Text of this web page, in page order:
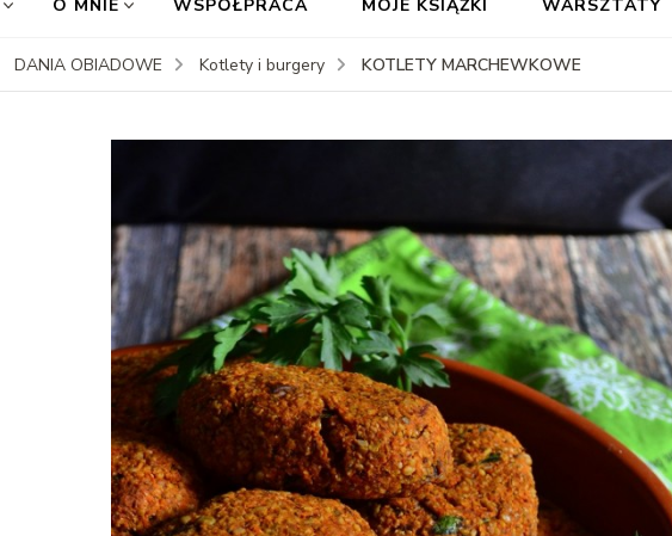
O MNIE WSPÓŁPRACA MOJE KSIĄŻKI WARSZTATY
DANIA OBIADOWE Kotlety i burgery KOTLETY MARCHEWKOWE